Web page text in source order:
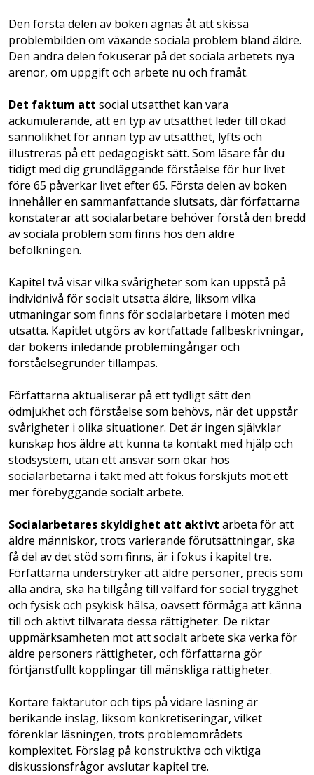
Den första delen av boken ägnas åt att skissa
problembilden om växande sociala problem bland äldre.
Den andra delen fokuserar på det sociala arbetets nya
arenor, om uppgift och arbete nu och framåt.
Det faktum att social utsatthet kan vara
ackumulerande, att en typ av utsatthet leder till ökad
sannolikhet för annan typ av utsatthet, lyfts och
illustreras på ett pedagogiskt sätt. Som läsare får du
tidigt med dig grundläggande förståelse för hur livet
före 65 påverkar livet efter 65. Första delen av boken
innehåller en sammanfattande slutsats, där författarna
konstaterar att socialarbetare behöver förstå den bredd
av sociala problem som finns hos den äldre
befolkningen.
Kapitel två visar vilka svårigheter som kan uppstå på
individnivå för socialt utsatta äldre, liksom vilka
utmaningar som finns för social­arbetare i möten med
utsatta. Kapitlet utgörs av kortfattade fallbeskrivningar,
där bokens inledande problemingångar och
förståelsegrunder tillämpas.
Författarna aktualiserar på ett tydligt sätt den
ödmjukhet och förståelse som behövs, när det uppstår
svårigheter i olika situationer. Det är ingen självklar
kunskap hos äldre att kunna ta kontakt med hjälp och
stödsystem, utan ett ansvar som ökar hos
socialarbetarna i takt med att fokus förskjuts mot ett
mer förebyggande socialt arbete.
Socialarbetares skyldighet att aktivt arbeta för att
äldre människor, trots varierande förutsättningar, ska
få del av det stöd som finns, är i fokus i kapitel tre.
Författarna understryker att äldre personer, precis som
alla andra, ska ha tillgång till välfärd för social trygghet
och fysisk och psykisk hälsa, oavsett för­måga att känna
till och aktivt tillvarata dessa rättigheter. De riktar
uppmärksamheten mot att socialt arbete ska verka för
äldre personers rättigheter, och författarna gör
förtjänstfullt kopplingar till mänskliga rättigheter.
Kortare faktarutor och tips på vidare läsning är
berikande inslag, liksom konkretiseringar, vilket
förenklar läsningen, trots problemområdets
komplexitet. Förslag på konstruktiva och ­viktiga
diskussionsfrågor avslutar kapitel tre.